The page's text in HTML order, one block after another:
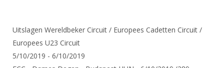
Maandelijks archief
Evenement
Reglementen
Ledencijfers
Sponsors en Partners
Veteranen
Lichtzwaardschermen
Spreekbeurtpakket
Ouders en vereniging
Forums
Schermforum
Zoek Vereniging
Uitslagen Wereldbeker Circuit / Europees Cadetten Circuit /
Europees U23 Circuit
5/10/2019 - 6/10/2019